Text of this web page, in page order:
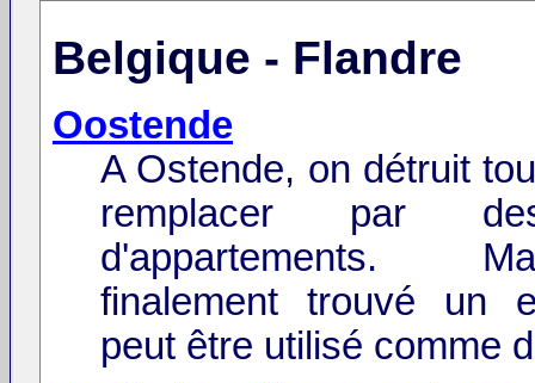
Belgique - Flandre
Oostende
A Ostende, on détruit
remplacer par
d'appartements.
finalement trouvé un
peut être utilisé comme